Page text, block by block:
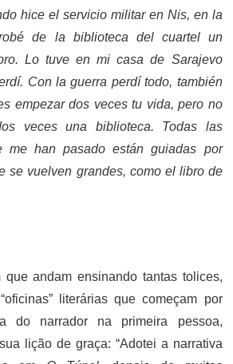
hice el servicio militar en Nis, en la
de la biblioteca del cuartel un
Lo tuve en mi casa de Sarajevo
Con la guerra perdí todo, también
empezar dos veces tu vida, pero no
veces una biblioteca. Todas las
me han pasado están guiadas por
se vuelven grandes, como el libro de
que andam ensinando tantas tolices,
literárias que começam por
do narrador na primeira pessoa,
lição de graça: “Adotei a narrativa